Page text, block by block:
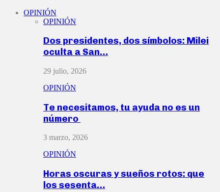
OPINIÓN
OPINIÓN
Dos presidentes, dos símbolos: Milei
oculta a San…
29 julio, 2026
OPINIÓN
Te necesitamos, tu ayuda no es un
número
3 marzo, 2026
OPINIÓN
Horas oscuras y sueños rotos: que
los sesenta…